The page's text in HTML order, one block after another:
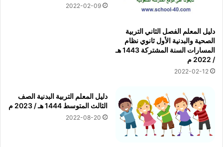
دليل المعلم الفصل الثاني التربية
الصحية والبدنية الأول ثانوي نظام
المسارات السنة المشتركة 1443 هـ
/ 2022 م
2022-02-12
2022-02-09
دليل المعلم التربية البدنية الصف
الثالث المتوسط 1444 هـ / 2023 م
2022-08-20